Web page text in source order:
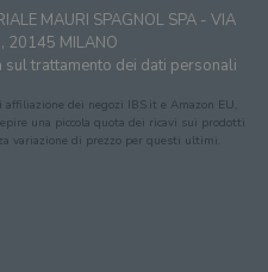
MAURI SPAGNOL SPA - VIA
20145 MILANO
sul trattamento dei dati personali
dei negozi IBS.it e Amazon EU,
una piccola quota dei ricavi sui prodotti
variazione di prezzo per questi ultimi.